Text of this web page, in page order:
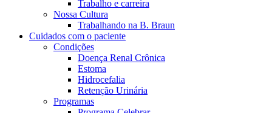
O Programa Celebrar é o Programa de Suporte ao Paciente
(PSP) da B. Braun, oferecido gratuitamente para pessoas com
estomia e disfunções miccionais.
Trabalho e carreira
Nossa Cultura
Trabalhando na B. Braun
Cuidados com o paciente
Condições
Doença Renal Crônica
Estoma
Hidrocefalia
Retenção Urinária
Programas